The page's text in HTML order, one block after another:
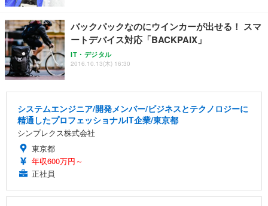
バックパックなのにウインカーが出せる！ スマ
ートデバイス対応「BACKPAIX」
IT・デジタル
2016.10.13(木) 16:30
システムエンジニア/開発メンバー/ビジネスとテクノロジーに
精通したプロフェッショナルIT企業/東京都
シンプレクス株式会社
東京都
年収600万円～
正社員